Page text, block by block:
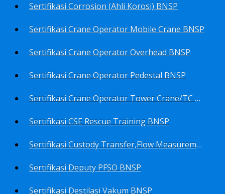
Sertifikasi Corrosion (Ahli Korosi) BNSP
Sertifikasi Crane Operator Mobile Crane BNSP
Sertifikasi Crane Operator Overhead BNSP
Sertifikasi Crane Operator Pedestal BNSP
Sertifikasi Crane Operator Tower Crane/TC BNSP
Sertifikasi CSE Rescue Training BNSP
Sertifikasi Custody Transfer,Flow Measurement&Flow Meter (Harga Khusus) BNSP
Sertifikasi Deputy PFSO BNSP
Sertifikasi Destilasi Vakum BNSP